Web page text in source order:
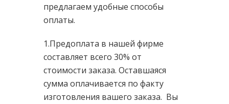
предлагаем удобные способы
оплаты.
1.Предоплата в нашей фирме
составляет всего 30% от
стоимости заказа. Оставшаяся
сумма оплачивается по факту
изготовления вашего заказа. Вы